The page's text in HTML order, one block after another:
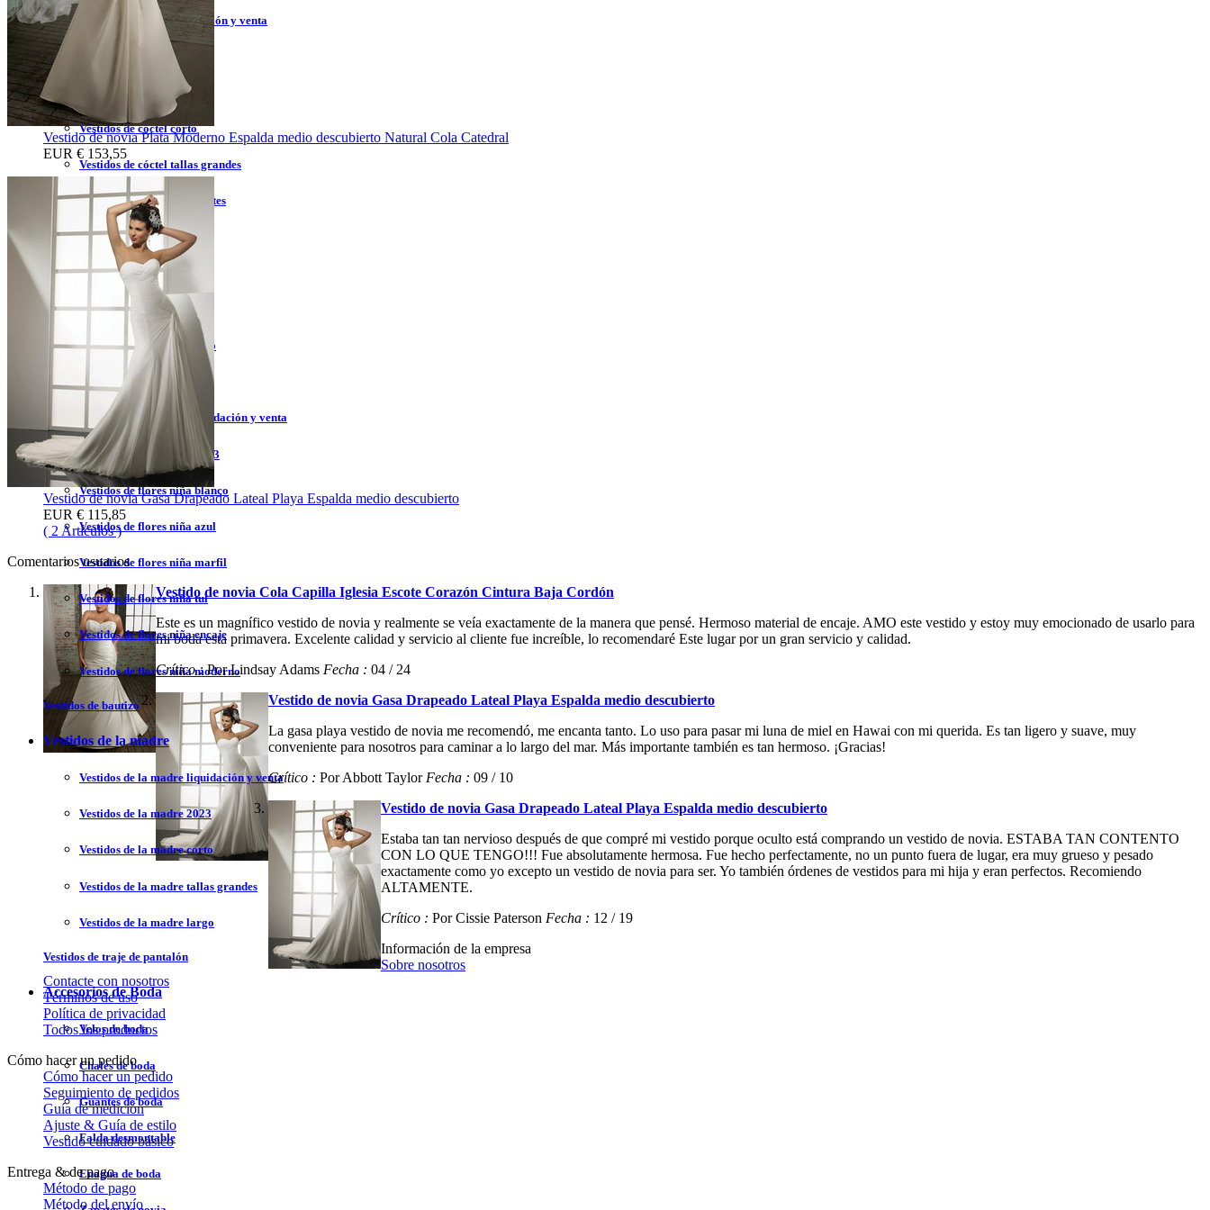
Vestidos de cóctel liquidación y venta
Vestidos de cóctel 2023
Vestidos de cóctel largo
Vestidos de cóctel corto
Vestidos de cóctel tallas grandes
Vestidos de cóctel sin tirantes
Vestidos de cóctel azul
Vestidos de cóctel rojo
Vestidos de cóctel coral
Vestidos de cóctel moderno
Vestidos de flores niña
Vestido de flores niña liquidación y venta
Vestidos de flores niña 2023
Vestidos de flores niña blanco
Vestidos de flores niña azul
Vestidos de flores niña marfil
Vestidos de flores niña tul
Vestidos de flores niña encaje
Vestidos de flores niña moderno
Vestidos de bautizo
Vestidos de la madre
Vestidos de la madre liquidación y venta
Vestidos de la madre 2023
Vestidos de la madre corto
Vestidos de la madre tallas grandes
Vestidos de la madre largo
Vestidos de traje de pantalón
Accesorios de Boda
Velos de boda
Chales de boda
Guantes de boda
Falda desmontable
Enagua de boda
Vestido de novia Plata Moderno Espalda medio descubierto Natural Cola Catedral
EUR € 153,55
Vestido de novia Gasa Drapeado Lateal Playa Espalda medio descubierto
EUR € 115,85
( 2 Artículos )
Comentarios usuarios
Vestido de novia Cola Capilla Iglesia Escote Corazón Cintura Baja Cordón
Este es un magnífico vestido de novia y realmente se veía exactamente de la manera que pensé. Hermoso material de encaje. AMO este vestido y estoy muy emocionado de usarlo para
mi boda esta primavera. Excelente calidad y servicio al cliente fue increíble, lo recomendaré Este lugar por un gran servicio y calidad.
Crítico :Por Lindsay Adams Fecha : 04 / 24
Vestido de novia Gasa Drapeado Lateal Playa Espalda medio descubierto
La gasa playa vestido de novia me recomendó, me encanta tanto. Lo uso para pasar mi luna de miel en Hawai con mi querida. Es tan ligero y suave, muy
conveniente para nosotros para caminar a lo largo del mar. Más importante también es tan hermoso. ¡Gracias!
Crítico : Por Abbott Taylor Fecha : 09 / 10
Vestido de novia Gasa Drapeado Lateal Playa Espalda medio descubierto
Estaba tan tan nervioso después de que compré mi vestido porque oculto está comprando un vestido de novia. ESTABA TAN CONTENTO
CON LO QUE TENGO!!! Fue absolutamente hermosa. Fue hecho perfectamente, no un punto fuera de lugar, era muy grueso y pesado
exactamente como yo excepto un vestido de novia para ser. Yo también órdenes de vestidos para mi hija y eran perfectos. Recomiendo
ALTAMENTE.
Crítico : Por Cissie Paterson Fecha : 12 / 19
Información de la empresa
Sobre nosotros
Contacte con nosotros
Términos de uso
Política de privacidad
Todos los productos
Cómo hacer un pedido
Cómo hacer un pedido
Seguimiento de pedidos
Guía de medición
Ajuste & Guía de estilo
Vestido cuidado básico
Entrega & de pago
Método de pago
Método del envío